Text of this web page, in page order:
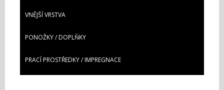
VNĚJŠÍ VRSTVA
PONOŽKY / DOPLŇKY
PRACÍ PROSTŘEDKY / IMPREGNACE